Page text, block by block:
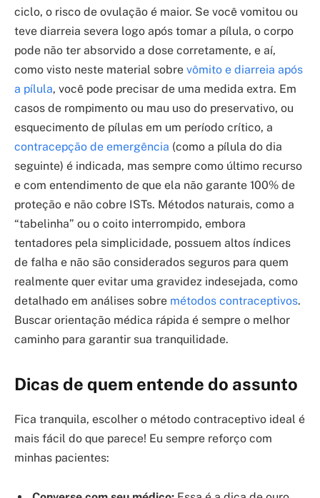
ciclo, o risco de ovulação é maior. Se você vomitou ou
teve diarreia severa logo após tomar a pílula, o corpo
pode não ter absorvido a dose corretamente, e aí,
como visto neste material sobre vômito e diarreia após
a pílula, você pode precisar de uma medida extra. Em
casos de rompimento ou mau uso do preservativo, ou
esquecimento de pílulas em um período crítico, a
contracepção de emergência (como a pílula do dia
seguinte) é indicada, mas sempre como último recurso
e com entendimento de que ela não garante 100% de
proteção e não cobre ISTs. Métodos naturais, como a
“tabelinha” ou o coito interrompido, embora
tentadores pela simplicidade, possuem altos índices
de falha e não são considerados seguros para quem
realmente quer evitar uma gravidez indesejada, como
detalhado em análises sobre métodos contraceptivos.
Buscar orientação médica rápida é sempre o melhor
caminho para garantir sua tranquilidade.
Dicas de quem entende do assunto
Fica tranquila, escolher o método contraceptivo ideal é
mais fácil do que parece! Eu sempre reforço com
minhas pacientes: